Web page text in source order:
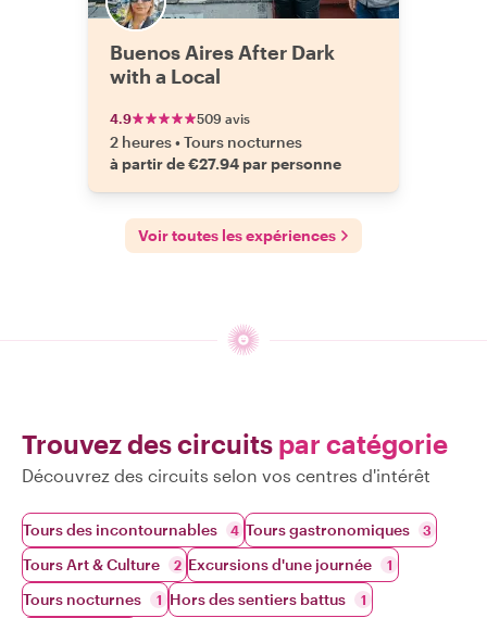
Buenos Aires After Dark
with a Local
4.9 509 avis
2 heures•Tours nocturnes
à partir de €27.94 par personne
Voir toutes les expériences
Trouvez des circuits par catégorie
Découvrez des circuits selon vos centres d'intérêt
Tours des incontournables 4 Tours gastronomiques 3
Tours Art & Culture 2 Excursions d'une journée 1
Tours nocturnes 1 Hors des sentiers battus 1